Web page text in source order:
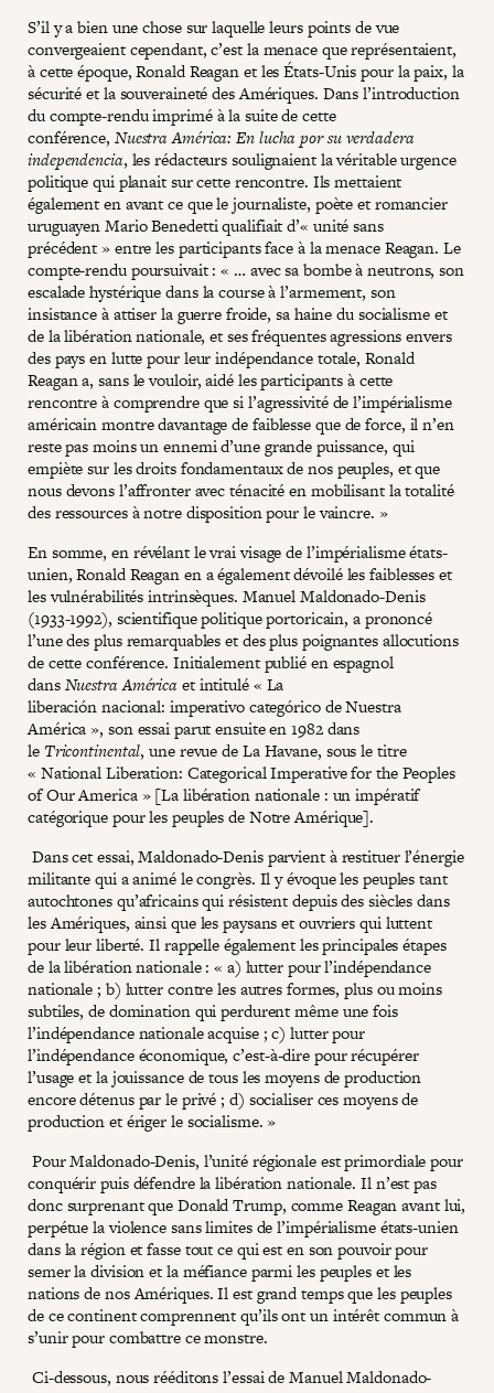
S’il y a bien une chose sur laquelle leurs points de vue
convergeaient cependant, c’est la menace que représentaient,
à cette époque, Ronald Reagan et les États-Unis pour la paix, la
sécurité et la souveraineté des Amériques. Dans l’introduction
du compte-rendu imprimé à la suite de cette
conférence, Nuestra América: En lucha por su verdadera
independencia, les rédacteurs soulignaient la véritable urgence
politique qui planait sur cette rencontre. Ils mettaient
également en avant ce que le journaliste, poète et romancier
uruguayen Mario Benedetti qualifiait d’« unité sans
précédent » entre les participants face à la menace Reagan. Le
compte-rendu poursuivait : « … avec sa bombe à neutrons, son
escalade hystérique dans la course à l’armement, son
insistance à attiser la guerre froide, sa haine du socialisme et
de la libération nationale, et ses fréquentes agressions envers
des pays en lutte pour leur indépendance totale, Ronald
Reagan a, sans le vouloir, aidé les participants à cette
rencontre à comprendre que si l’agressivité de l’impérialisme
américain montre davantage de faiblesse que de force, il n’en
reste pas moins un ennemi d’une grande puissance, qui
empiète sur les droits fondamentaux de nos peuples, et que
nous devons l’affronter avec ténacité en mobilisant la totalité
des ressources à notre disposition pour le vaincre. »
En somme, en révélant le vrai visage de l’impérialisme états-
unien, Ronald Reagan en a également dévoilé les faiblesses et
les vulnérabilités intrinsèques. Manuel Maldonado-Denis
(1933-1992), scientifique politique portoricain, a prononcé
l’une des plus remarquables et des plus poignantes allocutions
de cette conférence. Initialement publié en espagnol
dansNuestra América et intitulé « La
liberación nacional: imperativo categórico de Nuestra
América », son essai parut ensuite en 1982 dans
le Tricontinental, une revue de La Havane, sous le titre
« National Liberation: Categorical Imperative for the Peoples
of Our America » [La libération nationale : un impératif
catégorique pour les peuples de Notre Amérique].
Dans cet essai, Maldonado-Denis parvient à restituer l’énergie
militante qui a animé le congrès. Il y évoque les peuples tant
autochtones qu’africains qui résistent depuis des siècles dans
les Amériques, ainsi que les paysans et ouvriers qui luttent
pour leur liberté. Il rappelle également les principales étapes
de la libération nationale : « a) lutter pour l’indépendance
nationale ; b) lutter contre les autres formes, plus ou moins
subtiles, de domination qui perdurent même une fois
l’indépendance nationale acquise ; c) lutter pour
l’indépendance économique, c’est-à-dire pour récupérer
l’usage et la jouissance de tous les moyens de production
encore détenus par le privé ; d) socialiser ces moyens de
production et ériger le socialisme. »
Pour Maldonado-Denis, l’unité régionale est primordiale pour
conquérir puis défendre la libération nationale. Il n’est pas
donc surprenant que Donald Trump, comme Reagan avant lui,
perpétue la violence sans limites de l’impérialisme états-unien
dans la région et fasse tout ce qui est en son pouvoir pour
semer la division et la méfiance parmi les peuples et les
nations de nos Amériques. Il est grand temps que les peuples
de ce continent comprennent qu’ils ont un intérêt commun à
s’unir pour combattre ce monstre.
Ci-dessous, nous rééditons l’essai de Manuel Maldonado-